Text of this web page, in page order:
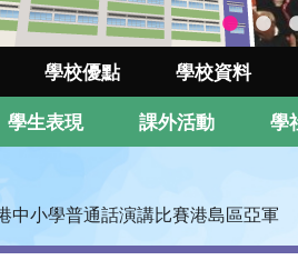
學校優點 學校資料
學生表現 課外活動 學
中小學普通話演講比賽港島區亞軍